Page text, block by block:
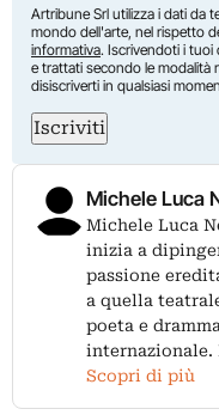
Artribune Srl utilizza i dati da
mondo dell'arte, nel rispetto
informativa. Iscrivendoti i tuoi
e trattati secondo le modalità
disiscriverti in qualsiasi
Iscriviti
Michele Luca
Michele Luca
inizia a
passione
a quella
poeta e
Scopri di più